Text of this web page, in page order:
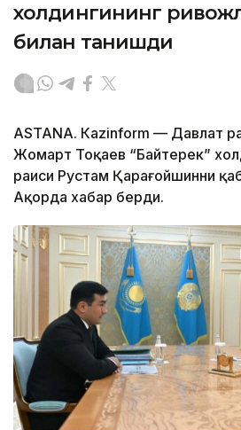
холдингининг
билан танишди
ASTANА. Каzinform — Давлат
Жомарт Тоқаев “Байтерек”
раиси Рустам Қарағойшинни
Ақорда хабар берди.